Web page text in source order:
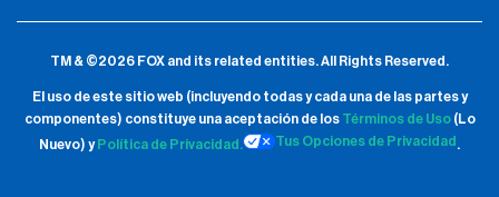
TM & ©2026 FOX and its related entities.All Rights Reserved.
El uso de este sitio web (incluyendo todas y cada una de las partes y
componentes) constituye una aceptación de los Términos de Uso(Lo
Nuevo) y Política de Privacidad. Tus Opciones de Privacidad .